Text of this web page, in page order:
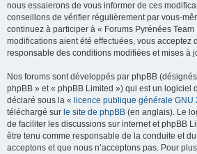
nous essaierons de vous informer de ces
conseillons de vérifier régulièrement par vous-
continuez à participer à « Forums Pyrénées
modifications aient été effectuées, vous acceptez
responsable des conditions modifiées et mises à
Nos forums sont développés par phpBB
phpBB » et « phpBB Limited ») qui est un logiciel
déclaré sous la « licence publique générale GNU
téléchargé sur le site de phpBB (en anglais). Le
de faciliter les discussions sur internet et phpBB
être tenu comme responsable de la conduite et
acceptons et que nous n’acceptons pas. Pour